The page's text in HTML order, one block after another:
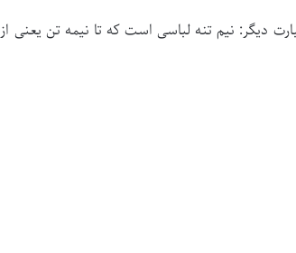
دیگر: نیم تنه لباسی است که تا نیمه تن یعنی از